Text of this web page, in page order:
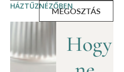
HÁZTŰZNÉZŐBEN
MEGOSZTÁS
Hogy